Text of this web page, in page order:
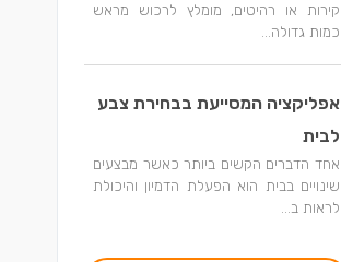
קירות או רהיטים, מומלץ לרכוש מראש
כמות גדולה...
אפליקציה המסייעת בבחירת צבע
לבית
אחד הדברים הקשים ביותר כאשר מבצעים
שינויים בבית הוא הפעלת הדמיון והיכולת
לראות ב...